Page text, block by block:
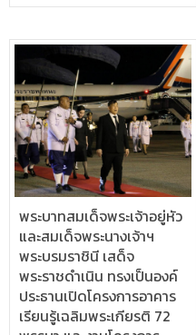
พระบาทสมเด็จพระเจ้าอยู่หัว
และสมเด็จพระนางเจ้าฯ
พระบรมราชินี เสด็จ
พระราชดำเนิน ทรงเป็นองค์
ประธานเปิดโครงการอาคาร
เรียนรู้เฉลิมพระเกียรติ 72